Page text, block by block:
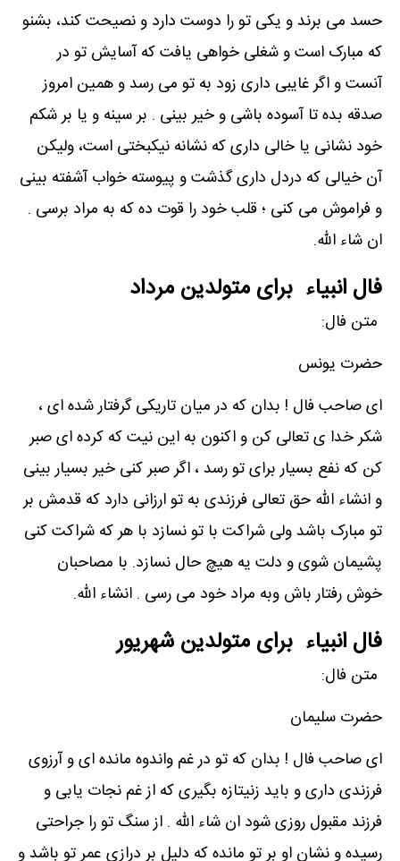
حسد می برند و یکی تو را دوست دارد و نصیحت کند، بشنو
که مبارک است و شغلی خواهی یافت که آسایش تو در
آنست و اگر غایبی داری زود به تو می رسد و همین امروز
صدقه بده تا آسوده باشی و خیر بینی . بر سینه و یا بر شکم
خود نشانی یا خالی داری که نشانه نیکبختی است، ولیکن
آن خیالی که دردل داری گذشت و پیوسته خواب آشفته بینی
و فراموش می کنی ؛ قلب خود را قوت ده که به مراد برسی .
ان شاء الله.
فال انبیاء برای متولدین مرداد
متن فال:
حضرت یونس
ای صاحب فال ! بدان که در میان تاریکی گرفتار شده ای ،
شکر خدا ی تعالی کن و اکنون به این نیت که کرده ای صبر
کن که نفع بسیار برای تو رسد ، اگر صبر کنی خیر بسیار بینی
و انشاء الله حق تعالی فرزندی به تو ارزانی دارد که قدمش بر
تو مبارک باشد ولی شراکت با تو نسازد با هر که شراکت کنی
پشیمان شوی و دلت یه هیچ حال نسازد. با مصاحبان
خوش رفتار باش وبه مراد خود می رسی . انشاء الله.
فال انبیاء برای متولدین شهریور
متن فال:
حضرت سلیمان
ای صاحب فال ! بدان که تو در غم واندوه مانده ای و آرزوی
فرزندی داری و باید زنیتازه بگیری که از غم نجات یابی و
فرزند مقبول روزی شود ان شاء الله . از سنگ تو را جراحتی
رسیده و نشان او بر تو مانده که دلیل بر درازی عمر تو باشد و